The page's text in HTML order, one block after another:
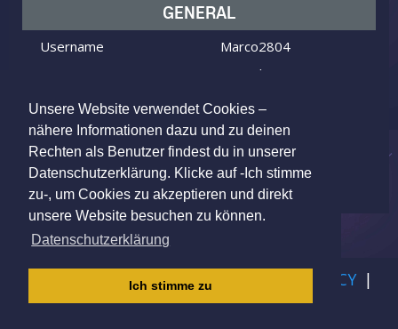
Unsere Website verwendet Cookies –
nähere Informationen dazu und zu deinen
Rechten als Benutzer findest du in unserer
Datenschutzerklärung. Klicke auf -Ich stimme
zu-, um Cookies zu akzeptieren und direkt
unsere Website besuchen zu können.
Datenschutzerklärung
Ich stimme zu
GENERAL
Username
Marco2804
Male
Looking for
Female
Age
56 y.o.
Location
St Gallen, Switzerland
TERMS OF USE PRIVACY POLICY |
CHILDREN PRIVACY